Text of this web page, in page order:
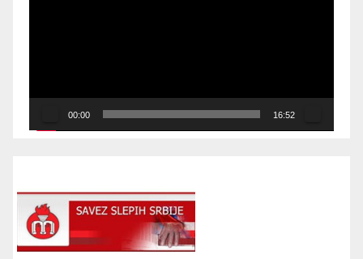
00:00 16:52